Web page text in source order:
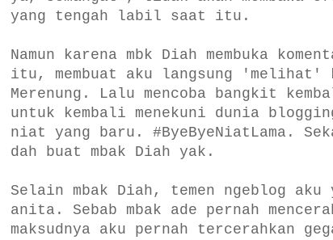
yang tengah labil saat itu.
Namun karena mbk Diah membuka
itu, membuat aku langsung
Merenung. Lalu mencoba bangkit
untuk kembali menekuni dunia
niat yang baru. #ByeByeNiatLama.
dah buat mbak Diah yak.
Selain mbak Diah, temen ngeblog
anita. Sebab mbak ade pernah
maksudnya aku pernah tercerahkan